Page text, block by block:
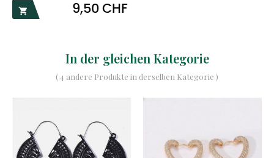

Preis
9,50 CHF
In der gleichen Kategorie
( 4 andere Produkte in derselben Kategorie )